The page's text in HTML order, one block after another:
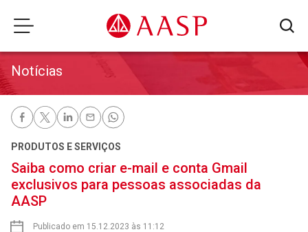
Notícias
PRODUTOS E SERVIÇOS
Saiba como criar e-mail e conta Gmail
exclusivos para pessoas associadas da
AASP
Publicado em 15.12.2023 às 11:12